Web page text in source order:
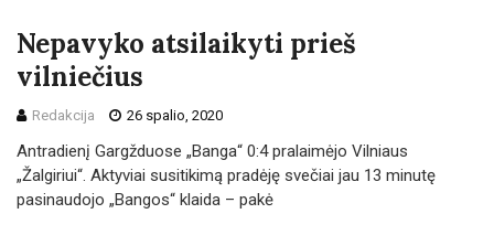
Nepavyko atsilaikyti prieš
vilniečius
Redakcija 26 spalio, 2020
Antradienį Gargžduose „Banga“ 0:4 pralaimėjo Vilniaus
„Žalgiriui“. Aktyviai susitikimą pradėję svečiai jau 13 minutę
pasinaudojo „Bangos“ klaida – pakė